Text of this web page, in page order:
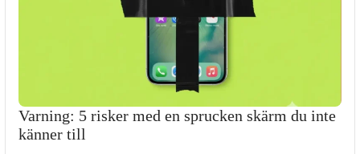
Varning: 5 risker med en sprucken skärm du inte
känner till